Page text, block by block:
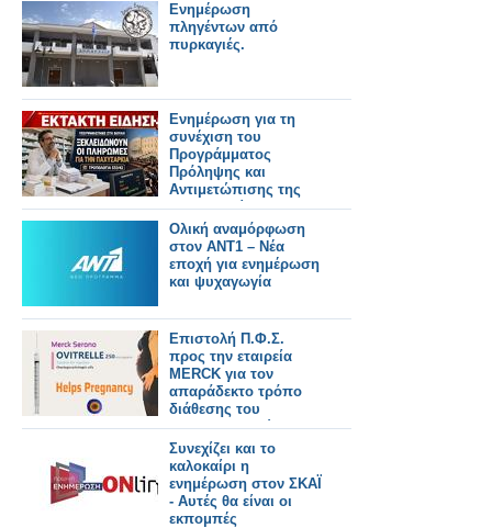
Ενημέρωση
πληγέντων από
πυρκαγιές.
Ενημέρωση για τη
συνέχιση του
Προγράμματος
Πρόληψης και
Αντιμετώπισης της
Παχυσαρκίας και για
την εξόφληση των
οφειλών των μηνών
Μαΐου και Ιουνίου
Ολική αναμόρφωση
στον ΑΝΤ1 – Νέα
εποχή για ενημέρωση
και ψυχαγωγία
Επιστολή Π.Φ.Σ.
προς την εταιρεία
MERCK για τον
απαράδεκτο τρόπο
διάθεσης του
φαρμακευτικού
σκευάσματος Ovitrelle
στα ιδιωτικά
φαρμακεία
Συνεχίζει και το
καλοκαίρι η
ενημέρωση στον ΣΚΑΪ
- Αυτές θα είναι οι
εκπομπές